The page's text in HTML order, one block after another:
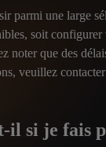
parmi une large
soit
noter que des
veuillez
il si je fais